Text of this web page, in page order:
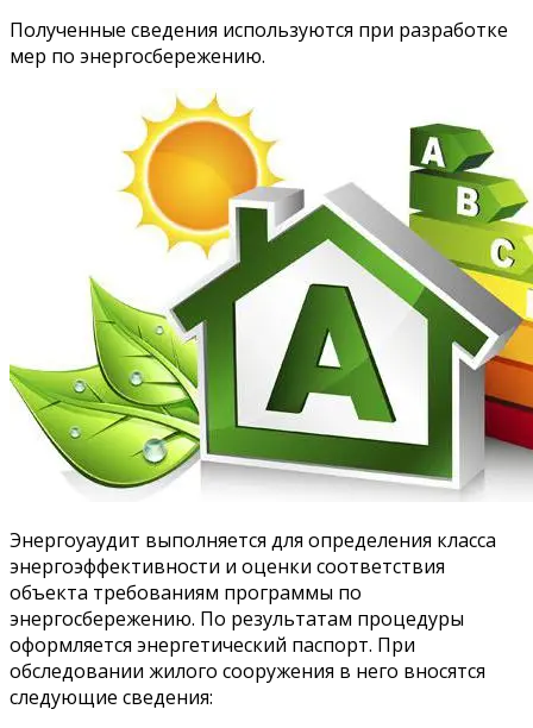
Полученные сведения используются при разработке
мер по энергосбережению.
Энергоуаудит выполняется для определения класса
энергоэффективности и оценки соответствия
объекта требованиям программы по
энергосбережению. По результатам процедуры
оформляется энергетический паспорт. При
обследовании жилого сооружения в него вносятся
следующие сведения: